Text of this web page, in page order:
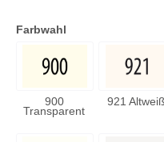
Farbwahl
900
Transparent
921 Altweiß